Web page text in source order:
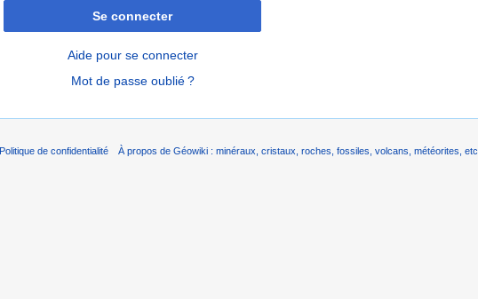
Se connecter
Aide pour se connecter
Mot de passe oublié ?
Politique de confidentialité À propos de Géowiki : minéraux, cristaux, roches, fossiles, volcans, météorites, etc.